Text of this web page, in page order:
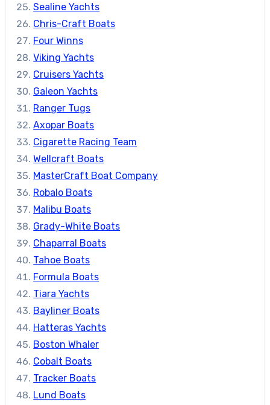
Sealine Yachts
Chris-Craft Boats
Four Winns
Viking Yachts
Cruisers Yachts
Galeon Yachts
Ranger Tugs
Axopar Boats
Cigarette Racing Team
Wellcraft Boats
MasterCraft Boat Company
Robalo Boats
Malibu Boats
Grady-White Boats
Chaparral Boats
Tahoe Boats
Formula Boats
Tiara Yachts
Bayliner Boats
Hatteras Yachts
Boston Whaler
Cobalt Boats
Tracker Boats
Lund Boats